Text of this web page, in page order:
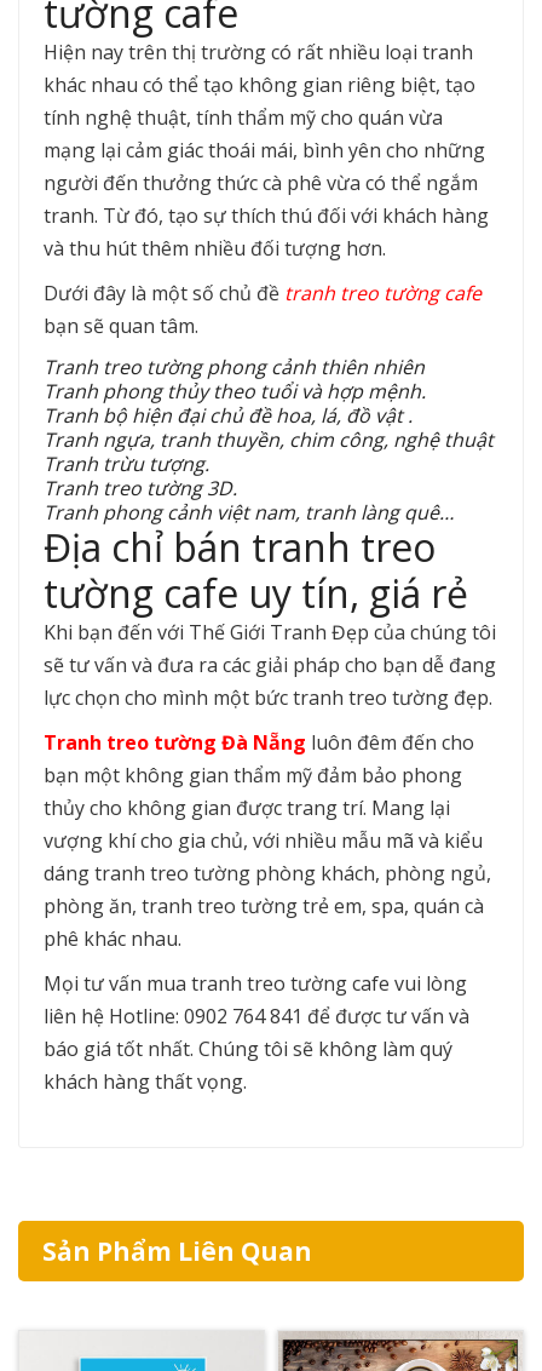
tường cafe
Hiện nay trên thị trường có rất nhiều loại tranh
khác nhau có thể tạo không gian riêng biệt, tạo
tính nghệ thuật, tính thẩm mỹ cho quán vừa
mạng lại cảm giác thoái mái, bình yên cho những
người đến thưởng thức cà phê vừa có thể ngắm
tranh. Từ đó, tạo sự thích thú đối với khách hàng
và thu hút thêm nhiều đối tượng hơn.
Dưới đây là một số chủ đề tranh treo tường cafe
bạn sẽ quan tâm.
Tranh treo tường phong cảnh thiên nhiên
Tranh phong thủy theo tuổi và hợp mệnh.
Tranh bộ hiện đại chủ đề hoa, lá, đồ vật .
Tranh ngựa, tranh thuyền, chim công, nghệ thuật
Tranh trừu tượng.
Tranh treo tường 3D.
Tranh phong cảnh việt nam, tranh làng quê…
Địa chỉ bán tranh treo
tường cafe uy tín, giá rẻ
Khi bạn đến với Thế Giới Tranh Đẹp của chúng tôi
sẽ tư vấn và đưa ra các giải pháp cho bạn dễ đang
lực chọn cho mình một bức tranh treo tường đẹp.
Tranh treo tường Đà Nẵng luôn đêm đến cho
bạn một không gian thẩm mỹ đảm bảo phong
thủy cho không gian được trang trí. Mang lại
vượng khí cho gia chủ, với nhiều mẫu mã và kiểu
dáng tranh treo tường phòng khách, phòng ngủ,
phòng ăn, tranh treo tường trẻ em, spa, quán cà
phê khác nhau.
Mọi tư vấn mua tranh treo tường cafe vui lòng
liên hệ Hotline: 0902 764 841 để được tư vấn và
báo giá tốt nhất. Chúng tôi sẽ không làm quý
khách hàng thất vọng.
Sản Phẩm Liên Quan